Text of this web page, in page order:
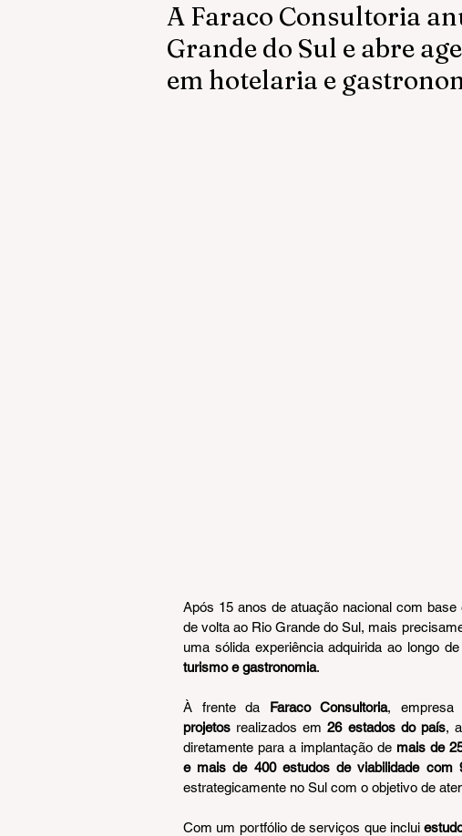
A Faraco Consultoria
Grande do Sul e abre
em hotelaria e
Após 15 anos de atuação nacional com
de volta ao Rio Grande do Sul, mais
uma sólida experiência adquirida ao longo
turismo e gastronomia.
À frente da Faraco Consultoria, empresa
projetos realizados em 26 estados do país,
diretamente para a implantação de mais de
e mais de 400 estudos de viabilidade com
estrategicamente no Sul com o objetivo de
Com um portfólio de serviços que inclui